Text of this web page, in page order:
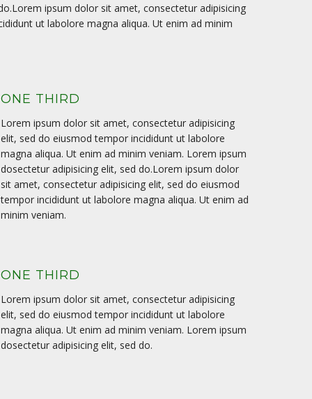
ipsum dolor sit amet, consectetur adipisicing
ut labolore magna aliqua. Ut enim ad minim
ONE THIRD
Lorem ipsum dolor sit amet, consectetur adipisicing
elit, sed do eiusmod tempor incididunt ut labolore
magna aliqua. Ut enim ad minim veniam. Lorem ipsum
dosectetur adipisicing elit, sed do.Lorem ipsum dolor
sit amet, consectetur adipisicing elit, sed do eiusmod
tempor incididunt ut labolore magna aliqua. Ut enim ad
minim veniam.
ONE THIRD
Lorem ipsum dolor sit amet, consectetur adipisicing
elit, sed do eiusmod tempor incididunt ut labolore
magna aliqua. Ut enim ad minim veniam. Lorem ipsum
dosectetur adipisicing elit, sed do.